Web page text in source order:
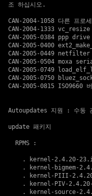
조 하십시오.
CAN-2004-1058 다른 프
CAN-2004-1333
CAN-2005-0384 ppp
CAN-2005-0400
CAN-2005-0449 netfilter
CAN-2005-0504 moxa
CAN-2005-0749
CAN-2005-0750
CAN-2005-0815 ISO9660
Autoupdates 지원 : 수동
update 패키지
  RPMS :
    .
kernel-2.4.20-
    .
kernel-bigmem-
    .
kernel-PIII-
    .
kernel-PIV-
    .
kernel-source-